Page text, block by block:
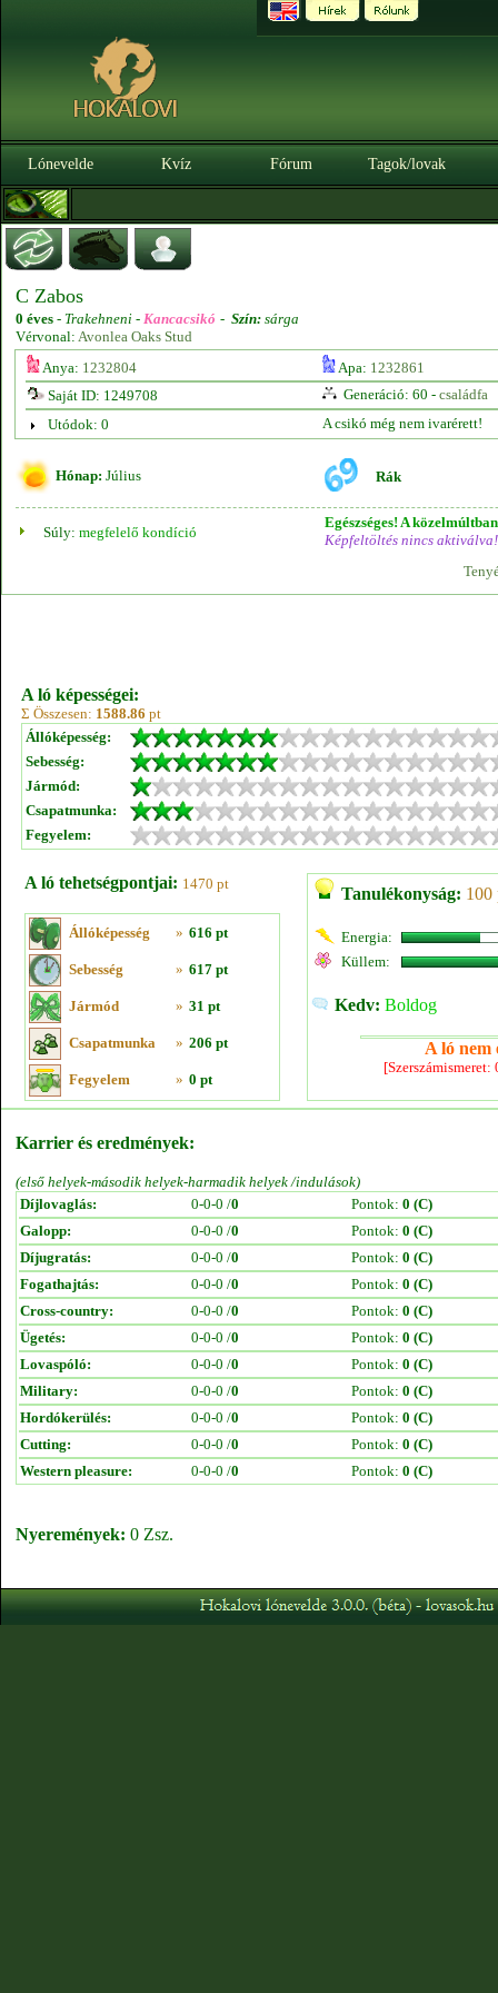
Lónevelde Kvíz Fórum Tagok/lovak
C Zabos
0 éves - Trakehneni - Kancacsikó - Szín: sárga
Vérvonal: Avonlea Oaks Stud
Anya: 1232804 Apa: 1232861
Saját ID: 1249708
Generáció: 60 - családfa
Utódok: 0
A csikó még nem ivarérett!
Hónap: Július Rák
Súly: megfelelő kondíció
Egészséges! A
Képfeltöltés nincs aktiválva!
A ló képességei:
Σ Összesen: 1588.86 pt
Állóképesség:
Sebesség:
Jármód:
Csapatmunka:
Fegyelem:
A ló tehetségpontjai: 1470 pt
Állóképesség » 616 pt
Sebesség » 617 pt
Jármód » 31 pt
Csapatmunka » 206 pt
Fegyelem » 0 pt
Tanulékonyság: 100
Energia:
Küllem:
Kedv: Boldog
A ló nem
Karrier és eredmények:
(első helyek-második helyek-harmadik helyek /indulások)
Díjlovaglás:
0-0-0 /0 Pontok: 0 (C)
Galopp:
0-0-0 /0 Pontok: 0 (C)
Díjugratás:
0-0-0 /0 Pontok: 0 (C)
Fogathajtás:
0-0-0 /0 Pontok: 0 (C)
Cross-country:
0-0-0 /0 Pontok: 0 (C)
Ügetés:
0-0-0 /0 Pontok: 0 (C)
Lovaspóló:
0-0-0 /0 Pontok: 0 (C)
Military:
0-0-0 /0 Pontok: 0 (C)
Hordókerülés:
0-0-0 /0 Pontok: 0 (C)
Cutting:
0-0-0 /0 Pontok: 0 (C)
Western pleasure:
0-0-0 /0 Pontok: 0 (C)
Nyeremények: 0 Zsz.